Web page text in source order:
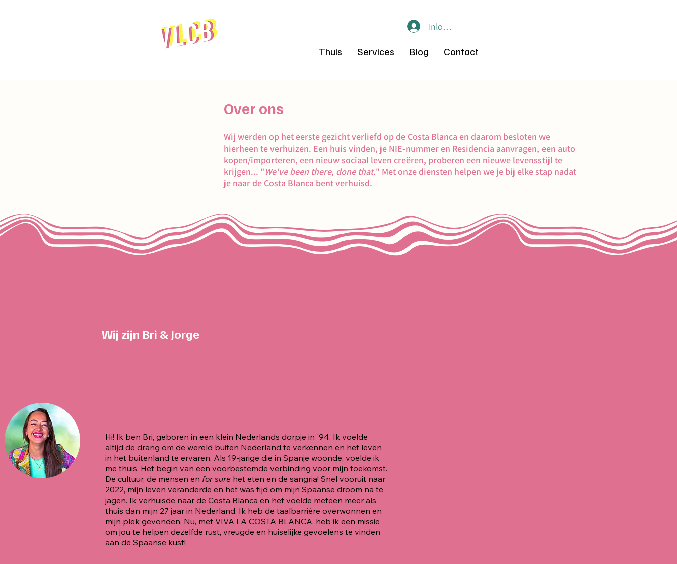
Inloggen
Thuis Services Blog Contact
Over ons
Wij werden op het eerste gezicht verliefd op de Costa Blanca en daarom besloten we
hierheen te verhuizen. Een huis vinden, je NIE-nummer en Residencia aanvragen, een auto
kopen/importeren, een nieuw sociaal leven creëren, proberen een nieuwe levensstijl te
krijgen... "We've been there, done that." Met onze diensten helpen we je bij elke stap nadat
je naar de Costa Blanca bent verhuisd.
Wij zijn Bri & Jorge
Hi! Ik ben Bri, geboren in een klein Nederlands dorpje in '94. Ik voelde
altijd de drang om de wereld buiten Nederland te verkennen en het leven
in het buitenland te ervaren. Als 19-jarige die in Spanje woonde, voelde ik
me thuis. Het begin van een voorbestemde verbinding voor mijn toekomst.
De cultuur, de mensen en for sure het eten en de sangria! Snel vooruit naar
2022, mijn leven veranderde en het was tijd om mijn Spaanse droom na te
jagen. Ik verhuisde naar de Costa Blanca en het voelde meteen meer als
thuis dan mijn 27 jaar in Nederland. Ik heb de taalbarrière overwonnen en
mijn plek gevonden. Nu, met VIVA LA COSTA BLANCA, heb ik een missie
om jou te helpen dezelfde rust, vreugde en huiselijke gevoelens te vinden
aan de Spaanse kust!